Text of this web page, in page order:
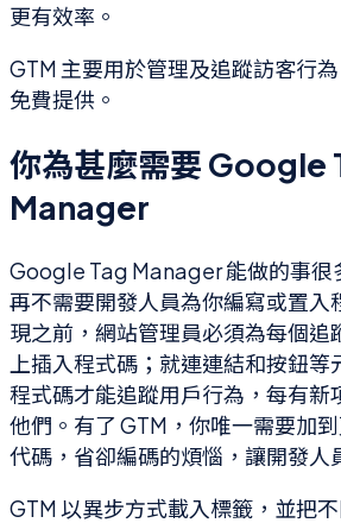
更有效率。
GTM 主要用於管理及追蹤訪客行
免費提供。
你為甚麼需要 Google
Manager
Google Tag Manager 能做的事很
再不需要開發人員為你編寫或置入
現之前，網站管理員必須為每個追
上插入程式碼；就連連結和按鈕等
程式碼才能追蹤用戶行為，每有新
他們。有了 GTM，你唯一需要加
代碼，省卻編碼的煩惱，讓開發人
GTM 以異步方式載入標籤，並把